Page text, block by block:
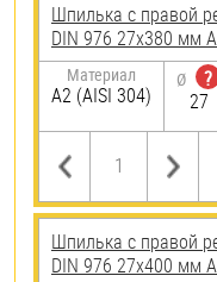
Шпилька с правой
DIN 976 27х380 мм
Материал
А2 (AISI 304)
Ø
?
27
Шпилька с правой
DIN 976 27х400 мм